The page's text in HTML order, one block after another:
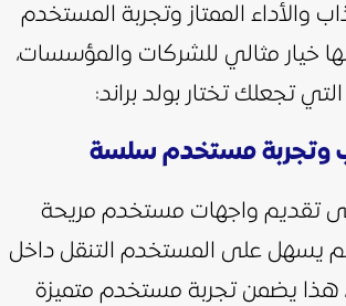
والأداء الممتاز وتجربة المستخدم
خيار مثالي للشركات والمؤسسات،
التي تجعلك تختار بولد براند:
على تقديم واجهات مستخدم مريحة
يسهل على المستخدم التنقل داخل
هذا يضمن تجربة مستخدم متميزة